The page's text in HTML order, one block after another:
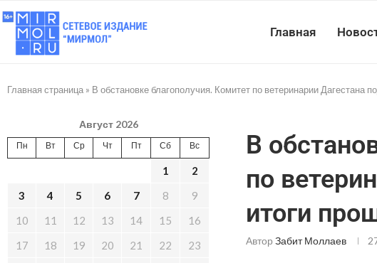
Главная
Главная страница » В обстановке благополучия. Комитет по ветеринарии Дагестана
В
по
итоги
Автор Забит Моллаев
Август 2026
Пн Вт Ср Чт Пт Сб Вс
1
2
3
4 5 6 7 8
9
10
11 12 13 14 15
16
17
18 19 20 21 22
23